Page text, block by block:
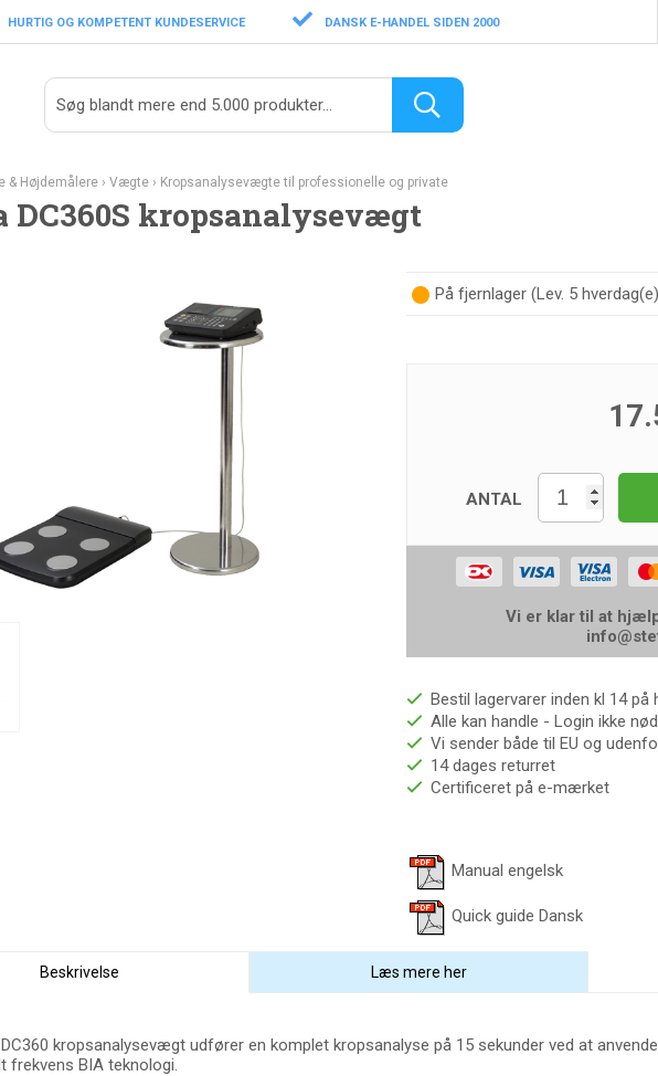
HURTIG OG KOMPETENT KUNDESERVICE DANSK E-HANDEL SIDEN 2000
& Højdemålere› Vægte› Kropsanalysevægte til professionelle og private
DC360S kropsanalysevægt
På fjernlager(Lev. 5
ANTAL
Vi er klar til at
Bestil lagervarer inden kl 14
Alle kan handle - Login ikke
Vi sender både til EU og
14 dages returret
Certificeret på e-mærket
Manual engelsk
Quick guide Dansk
Beskrivelse Læs mere her
kropsanalysevægt udfører en komplet kropsanalyse på 15 sekunder ved at
frekvens BIA teknologi.